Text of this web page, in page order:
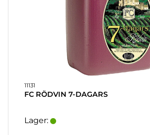
11131
FC RÖDVIN 7-DAGARS
Lager: